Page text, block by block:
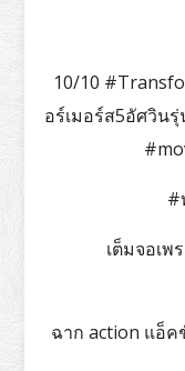
10/10
อร์เมอร์ส5อัศวิน
#
เต็มจอเพ
ฉาก action แอ็ค